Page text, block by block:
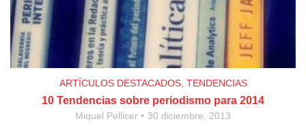
ARTÍCULOS DESTACADOS, TENDENCIAS
10 Tendencias sobre periodismo para 2014
Miquel Pellicer 30 diciembre, 2013